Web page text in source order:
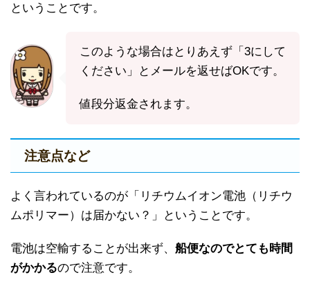
ということです。
このような場合はとりあえず「3にして
ください」とメールを返せばOKです。
値段分返金されます。
注意点など
よく言われているのが「リチウムイオン電池（リチウ
ムポリマー）は届かない？」ということです。
電池は空輸することが出来ず、 船便なのでとても時間
がかかるので注意です。